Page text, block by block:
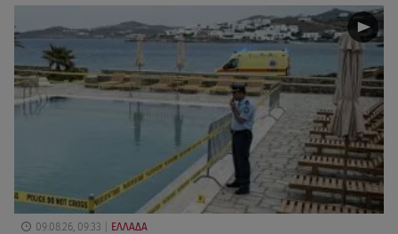
09.08.26, 09:33 ΕΛΛΑΔΑ